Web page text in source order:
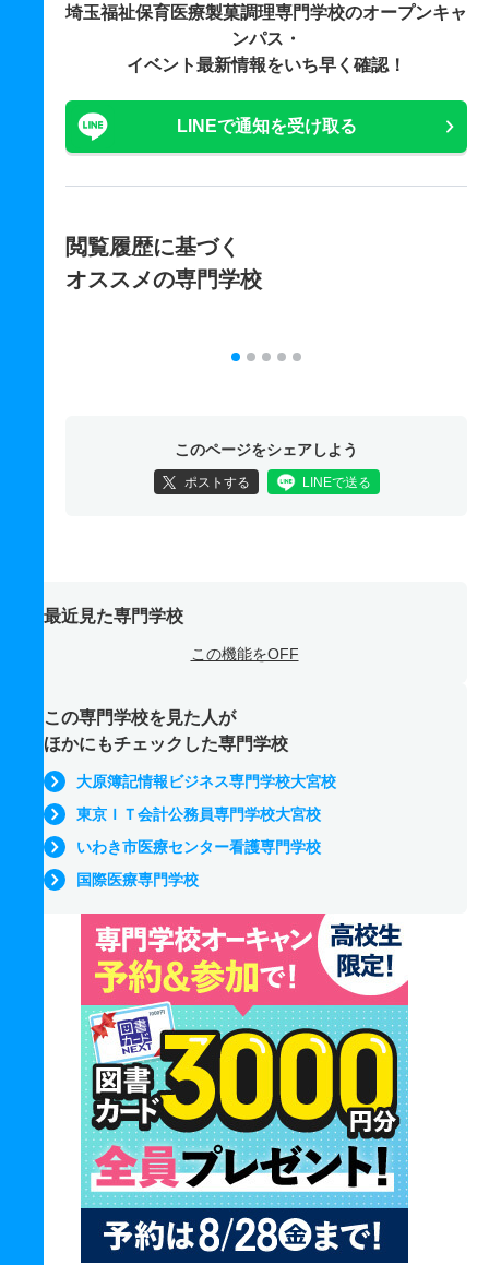
埼玉福祉保育医療製菓調理専門学校のオープンキャ
ンパス・
イベント最新情報をいち早く確認！
LINEで通知を受け取る
閲覧履歴に基づく
オススメの専門学校
このページをシェアしよう
ポストする LINEで送る
最近見た専門学校
この機能をOFF
この専門学校を見た人が
ほかにもチェックした専門学校
大原簿記情報ビジネス専門学校大宮校
東京ＩＴ会計公務員専門学校大宮校
いわき市医療センター看護専門学校
国際医療専門学校